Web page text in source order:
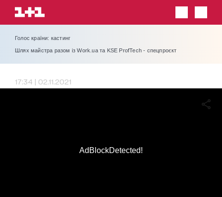
Голос країни: кастинг
Шлях майстра разом із Work.ua та KSE ProfTech - спецпроєкт
17:34 | 02.11.2021
AdBlockDetected!